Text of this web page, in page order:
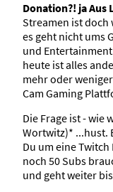
Donation?! jaAus
Streamen ist doch
es geht nicht ums
und
heute ist alles
mehr oder
Cam Gaming
Die Frage ist - wie
Wortwitz)* ...hust.
Du um eine
noch 50 Subs
und geht weiter